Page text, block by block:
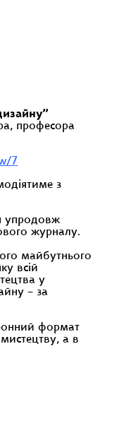
професора
7
з
упродовж
журналу.
майбутнього
всій
у
– за
формат
а в